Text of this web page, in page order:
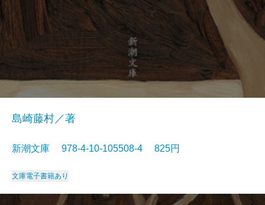
島崎藤村／著
新潮文庫 978-4-10-105508-4 825円
文庫電子書籍あり